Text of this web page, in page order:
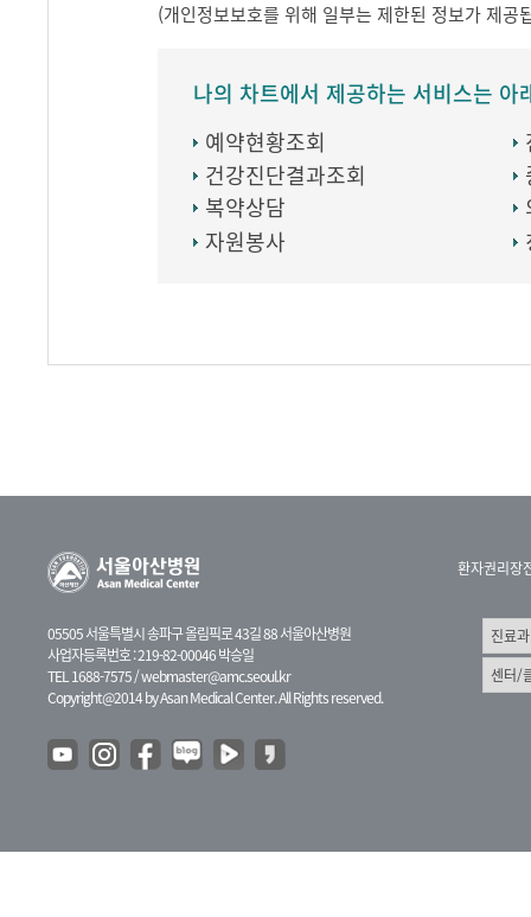
(개인정보보호를 위해 일부는 제한된 정보가 제공
나의 차트에서 제공하는 서비스는 아
예약현황조회
건강진단결과조회
복약상담
자원봉사
05505 서울특별시 송파구 올림픽로 43길 88 서울아산병원
사업자등록번호 : 219-82-00046 박승일
TEL 1688-7575 /webmaster@amc.seoul.kr
Copyright@2014 by Asan Medical Center. All Rights reserved.
환자권리장